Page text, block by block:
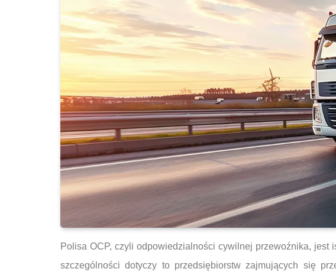
Polisa OCP, czyli odpowiedzialności cywilnej przewoźnika, jest
szczególności dotyczy to przedsiębiorstw zajmujących się